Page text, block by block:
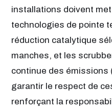
installations doivent
technologies de pointe
réduction catalytique
manches, et les
continue des émissions
garantir le respect de
renforçant la